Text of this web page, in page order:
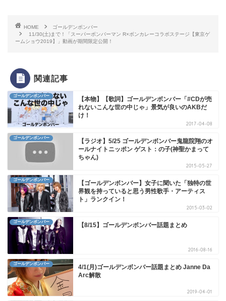
HOME
ゴールデンボンバー
11/30(土)まで！「スーパーボンバーマン R×ボンカレーコラボステージ【東京ゲ
ームショウ2019】」動画が期間限定公開！
関連記事
ゴールデンボンバー
【本物】【歌詞】ゴールデンボンバー「#CDが売
れないこんな世の中じゃ」景気が良いのAKBだ
け！
2017-04-08
ゴールデンボンバー
【ラジオ】5/25 ゴールデンボンバー鬼龍院翔のオ
ールナイトニッポン ゲスト：の子(神聖かまって
ちゃん)
2015-05-27
ゴールデンボンバー
【ゴールデンボンバー】女子に聞いた「独特の世
界観を持っていると思う男性歌手・アーティス
ト」ランクイン！
2015-03-02
ゴールデンボンバー 【8/15】ゴールデンボンバー話題まとめ
2016-08-16
ゴールデンボンバー
4/1(月)ゴールデンボンバー話題まとめ Janne Da
Arc解散
2019-04-01